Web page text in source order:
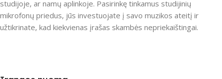
studijoje, ar namų aplinkoje. Pasirinkę tinkamus studijinių
mikrofonų priedus, jūs investuojate į savo muzikos ateitį ir
užtikrinate, kad kiekvienas įrašas skambės nepriekaištingai.